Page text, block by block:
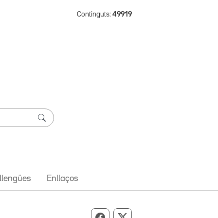
Continguts: 49919
Enllaços